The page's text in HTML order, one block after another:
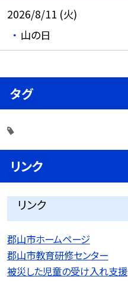
2026/8/11 (火)
山の日
タグ
リンク
リンク
郡山市ホームページ
郡山市教育研修センター
被災した児童の受け入れ支援